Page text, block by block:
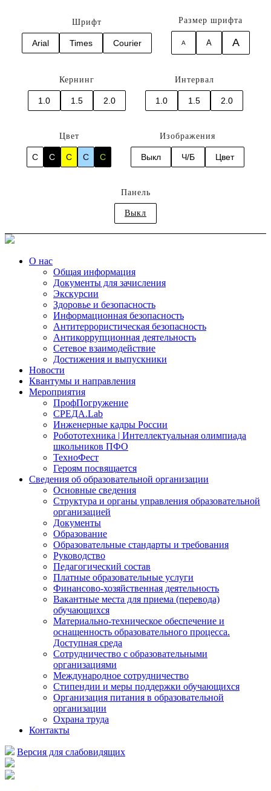
Шрифт
Arial Times Courier
Размер шрифта
A A A
Кернинг
1.0 1.5 2.0
Интервал
1.0 1.5 2.0
Цвет
C C C C C
Изображения
Выкл Ч/Б Цвет
Панель
Выкл
О нас
Общая информация
Документы для зачисления
Экскурсии
Здоровье и безопасность
Информационная безопасность
Антитеррористическая безопасность
Антикоррупционная деятельность
Сетевое взаимодействие
Достижения и выпускники
Новости
Квантумы и направления
Мероприятия
ПрофПогружение
СРЕДА.Lab
Инженерные кадры России
Робототехника | Интеллектуальная олимпиада
школьников ПФО
ТехноФест
Героям посвящается
Сведения об образовательной организации
Основные сведения
Структура и органы управления образовательной
организацией
Документы
Образование
Образовательные стандарты и требования
Руководство
Педагогический состав
Платные образовательные услуги
Финансово-хозяйственная деятельность
Вакантные места для приема (перевода)
обучающихся
Материально-техническое обеспечение и
оснащенность образовательного процесса.
Доступная среда
Сотрудничество с образовательными
организациями
Международное сотрудничество
Стипендии и меры поддержки обучающихся
Организация питания в образовательной
организации
Охрана труда
Контакты
Версия для слабовидящих